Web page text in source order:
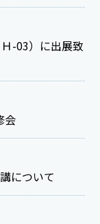
-03）に出展致
会
について